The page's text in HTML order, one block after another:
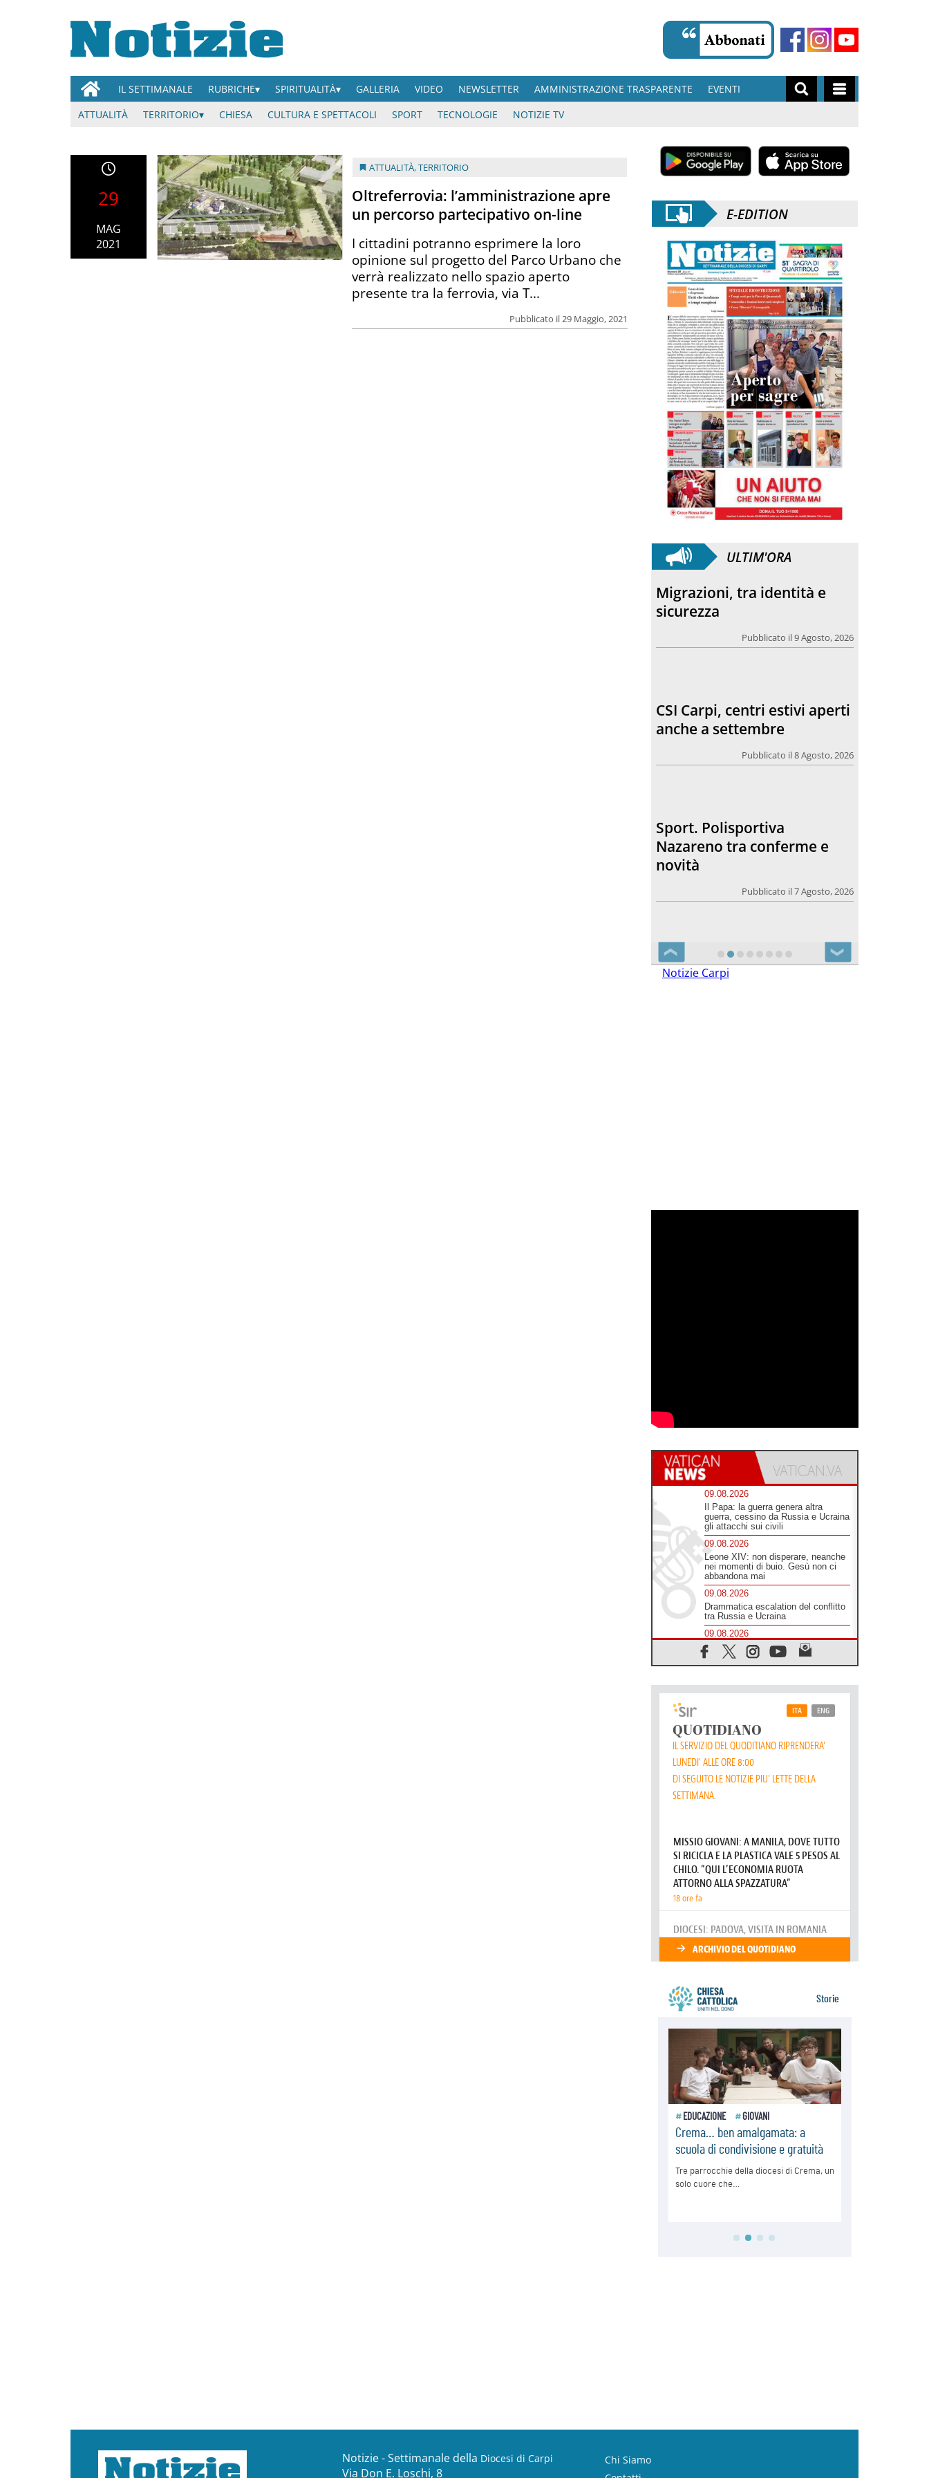
IL SETTIMANALE RUBRICHE SPIRITUALITÀ GALLERIA VIDEO NEWSLETTER AMMINISTRAZIONE TRASPARENTE
EVENTI
ATTUALITÀ
TERRITORIO CHIESA CULTURA E SPETTACOLI SPORT TECNOLOGIE NOTIZIE TV
29
MAG
2021
ATTUALITÀ,TERRITORIO
Oltreferrovia: l’amministrazione apre
un percorso partecipativo on-line
Pubblicato il 29 Maggio, 2021
I cittadini potranno esprimere la loro
opinione sul progetto del Parco Urbano che
verrà realizzato nello spazio aperto
presente tra la ferrovia, via T...
E-EDITION
ULTIM'ORA
Migrazioni, tra identità e
sicurezza
Pubblicato il 9 Agosto, 2026
CSI Carpi, centri estivi aperti
anche a settembre
Pubblicato il 8 Agosto, 2026
Sport. Polisportiva
Nazareno tra conferme e
novità
Pubblicato il 7 Agosto, 2026
❮ ❯
Notizie Carpi
09.08.2026
Il Papa: la guerra genera altra
guerra, cessino da Russia e Ucraina
gli attacchi sui civili
09.08.2026
Leone XIV: non disperare, neanche
nei momenti di buio. Gesù non ci
abbandona mai
09.08.2026
Drammatica escalation del conflitto
tra Russia e Ucraina
09.08.2026
Tra Tolkien e Leone, un convegno
su "l'uomo, il mezzo e l'algoritmo"
Spagna, controlli alle frontiere per i
viaggiatori provenienti dall'Italia
Indonesia, un dollaro per la
costruzione di 219 Chiese
Il dialogo interreligioso, isola di
resistenza per rispondere alle paure
08.08.2026
Pozzuoli, la Chiesa in prima linea:
una Messa tra i detriti e aiuti per gli
sfollati
Consiglio di Genazzano
Notizie - Settimanale della Diocesi di Carpi
Via Don E. Loschi, 8
Chi Siamo